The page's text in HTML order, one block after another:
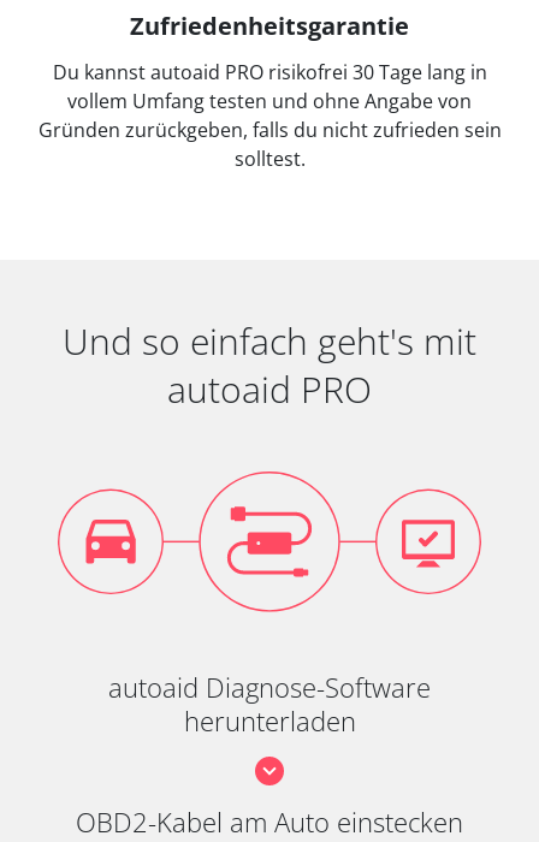
Zufriedenheitsgarantie
Du kannst autoaid PRO risikofrei 30 Tage lang in
vollem Umfang testen und ohne Angabe von
Gründen zurückgeben, falls du nicht zufrieden sein
solltest.
Und so einfach geht's mit
autoaid PRO
autoaid Diagnose-Software
herunterladen
OBD2-Kabel am Auto einstecken